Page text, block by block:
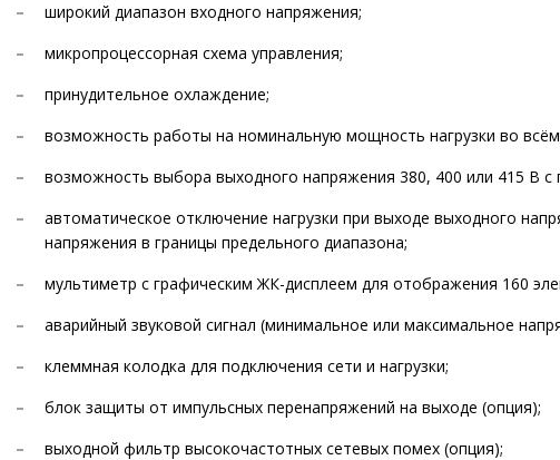
широкий диапазон входного напряжения;
микропроцессорная схема управления;
принудительное охлаждение;
возможность работы на номинальную мощность нагрузки во
возможность выбора выходного напряжения 380, 400 или 415 В
автоматическое отключение нагрузки при выходе выходного
напряжения в границы предельного диапазона;
мультиметр с графическим ЖК-дисплеем для отображения 160
аварийный звуковой сигнал (минимальное или максимальное
клеммная колодка для подключения сети и нагрузки;
блок защиты от импульсных перенапряжений на выходе (опция);
выходной фильтр высокочастотных сетевых помех (опция);